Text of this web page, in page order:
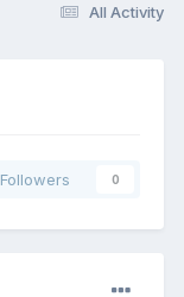
All Activity
Followers 0